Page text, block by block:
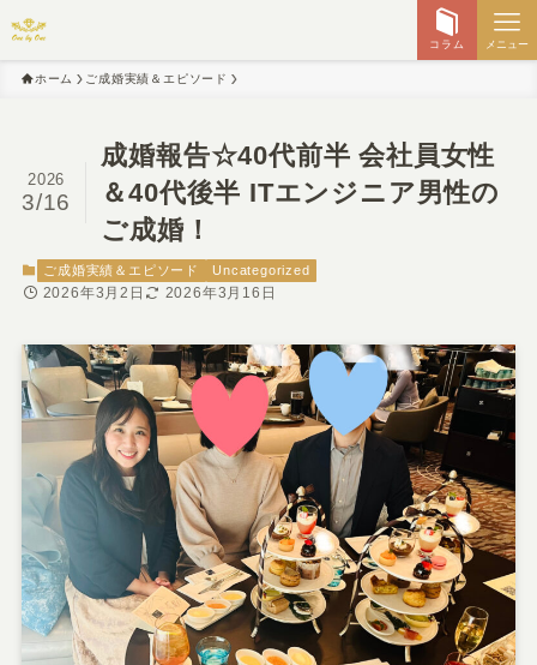
コラム メニュー
ホーム ご成婚実績＆エピソード
成婚報告☆40代前半 会社員女性
＆40代後半 ITエンジニア男性の
ご成婚！
2026
3/16
ご成婚実績＆エピソード Uncategorized
2026年3月2日 2026年3月16日